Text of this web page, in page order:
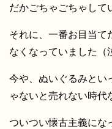
だかごちゃごちゃして
それに、一番お目当て
なくなっていました（
今や、ぬいぐるみとい
ゃないと売れない時代
ついつい懐古主義にな